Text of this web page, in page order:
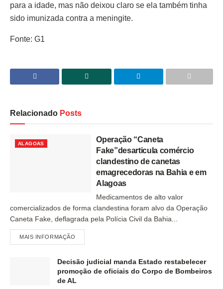
para a idade, mas não deixou claro se ela também tinha
sido imunizada contra a meningite.
Fonte: G1
Relacionado Posts
ALAGOAS
Operação “Caneta
Fake”desarticula comércio
clandestino de canetas
emagrecedoras na Bahia e em
Alagoas
Medicamentos de alto valor
comercializados de forma clandestina foram alvo da Operação
Caneta Fake, deflagrada pela Polícia Civil da Bahia...
MAIS INFORMAÇÃO
Decisão judicial manda Estado restabelecer
promoção de oficiais do Corpo de Bombeiros
de AL